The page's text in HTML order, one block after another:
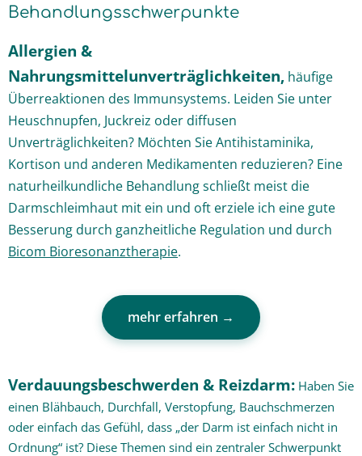
Behandlungsschwerpunkte
Allergien &
Nahrungsmittelunverträglichkeiten, häufige
Überreaktionen des Immunsystems. Leiden Sie unter
Heuschnupfen, Juckreiz oder diffusen
Unverträglichkeiten? Möchten Sie Antihistaminika,
Kortison und anderen Medikamenten reduzieren? Eine
naturheilkundliche Behandlung schließt meist die
Darmschleimhaut mit ein und oft erziele ich eine gute
Besserung durch ganzheitliche Regulation und durch
Bicom Bioresonanztherapie.
mehr erfahren →
Verdauungsbeschwerden & Reizdarm: Haben Sie
einen Blähbauch, Durchfall, Verstopfung, Bauchschmerzen
oder einfach das Gefühl, dass „der Darm ist einfach nicht in
Ordnung“ ist? Diese Themen sind ein zentraler Schwerpunkt